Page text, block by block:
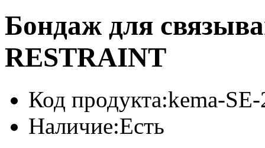
Бондаж для
RESTRAINT
Код продукта:kema-
Наличие:Есть